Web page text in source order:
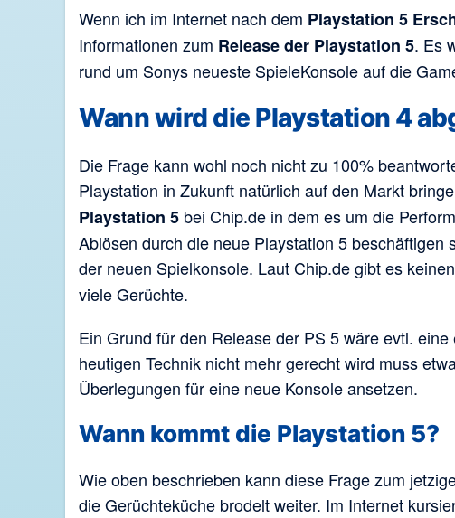
Wenn ich im Internet nach dem Playstation 5
Informationen zum Release der Playstation 5. Es
rund um Sonys neueste SpieleKonsole auf die
Wann wird die Playstation 4
Die Frage kann wohl noch nicht zu 100%
Playstation in Zukunft natürlich auf den Markt
Playstation 5 bei Chip.de in dem es um die
Ablösen durch die neue Playstation 5
der neuen Spielkonsole. Laut Chip.de gibt es
viele Gerüchte.
Ein Grund für den Release der PS 5 wäre evtl.
heutigen Technik nicht mehr gerecht wird muss
Überlegungen für eine neue Konsole ansetzen.
Wann kommt die Playstation 5?
Wie oben beschrieben kann diese Frage zum
die Gerüchteküche brodelt weiter. Im Internet